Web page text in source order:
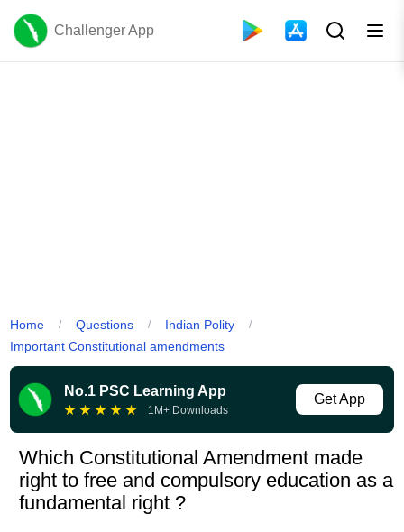
Challenger App
Home / Questions / Indian Polity /
Important Constitutional amendments
No.1 PSC Learning App
★ ★ ★ ★ ★ 1M+ Downloads
Get App
Which Constitutional Amendment made
right to free and compulsory education as a
fundamental right ?